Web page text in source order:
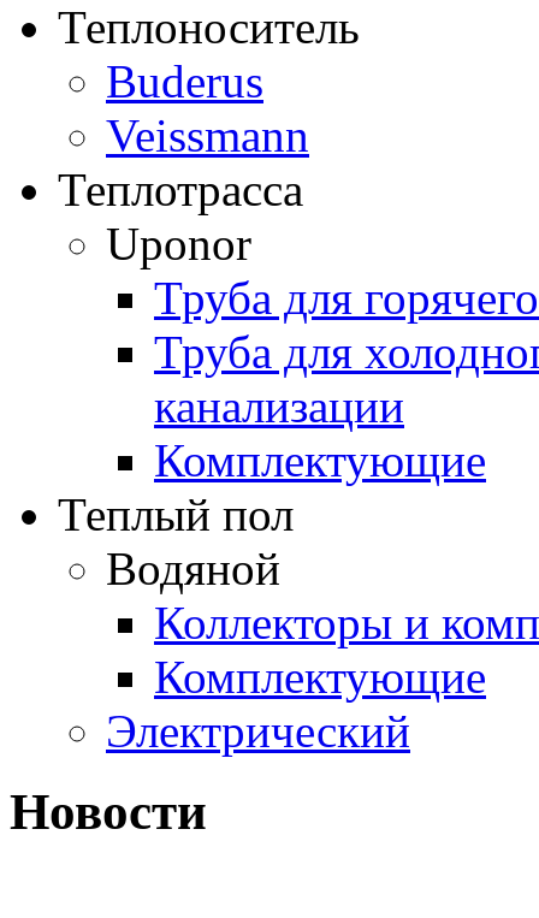
Теплоноситель
Buderus
Veissmann
Теплотрасса
Uponor
Труба для
Труба для
канализации
Комплектующие
Теплый пол
Водяной
Коллекторы и
Комплектующие
Электрический
Новости